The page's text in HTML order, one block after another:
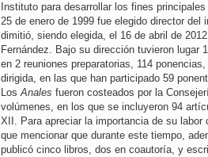
Instituto para desarrollar los fines
25 de enero de 1999 fue elegido director
dimitió, siendo elegida, el 16 de abril de
Fernández. Bajo su dirección tuvieron lugar
en 2 reuniones preparatorias, 114
dirigida, en las que han participado 59
LosAnales fueron costeados por la
volúmenes, en los que se incluyeron 94
XII. Para apreciar la importancia de su
que mencionar que durante este tiempo,
publicó cinco libros, dos en coautoría, y